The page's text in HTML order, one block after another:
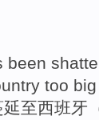
been
too big
延至西班牙